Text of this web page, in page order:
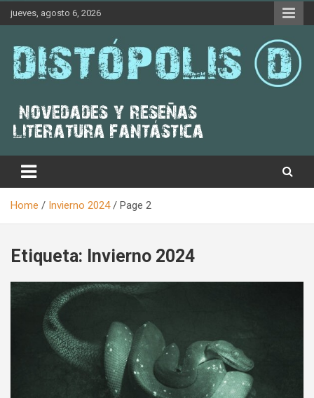
jueves, agosto 6, 2026
Distópolis
Home Invierno 2024 Page 2
Etiqueta: Invierno 2024